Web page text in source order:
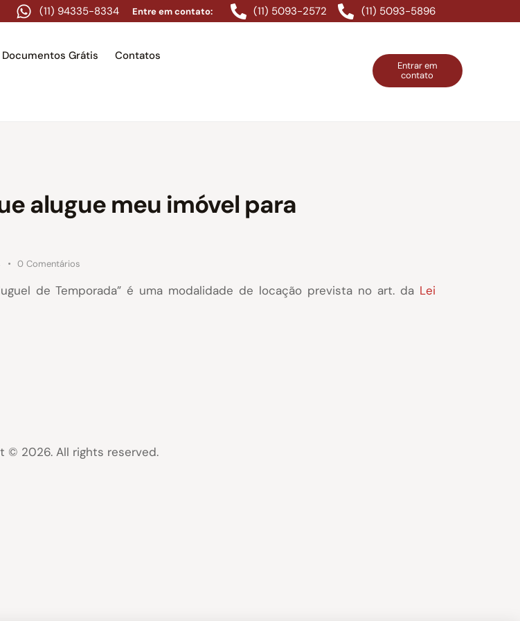
(11) 94335-8334 Entre em contato: (11) 5093-2572 (11) 5093-5896
Documentos Grátis Contatos
Entrar em
contato
alugue meu imóvel para
0 Comentários
de Temporada” é uma modalidade de locação prevista no art. da Lei
© 2026. All rights reserved.